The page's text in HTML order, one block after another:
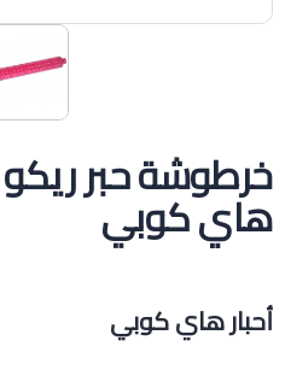
هاي كوبي
أحبار هاي كوبي